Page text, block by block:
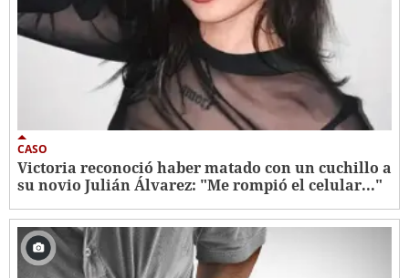
CASO
Victoria reconoció haber matado con un cuchillo a
su novio Julián Álvarez: "Me rompió el celular..."